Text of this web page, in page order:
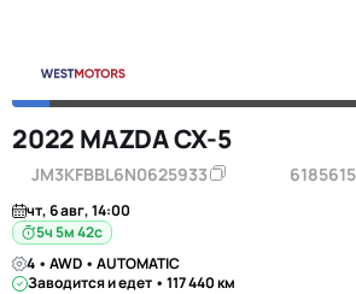
2022 MAZDA CX-5
JM3KFBBL6N0625933
чт, 6 авг, 14:00
5ч 5м 42с
4 • AWD • AUTOMATIC
Заводится и едет • 117 440 км